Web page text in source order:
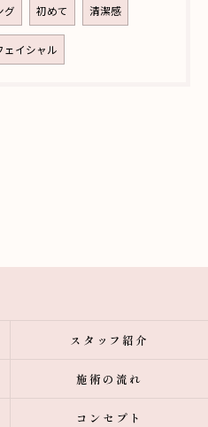
グ 初めて 清潔感
ェイシャル
スタッフ紹介
施術の流れ
コンセプト